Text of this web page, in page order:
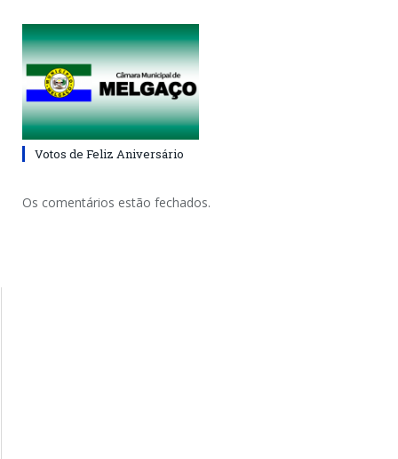
Votos de Feliz Aniversário
Os comentários estão fechados.